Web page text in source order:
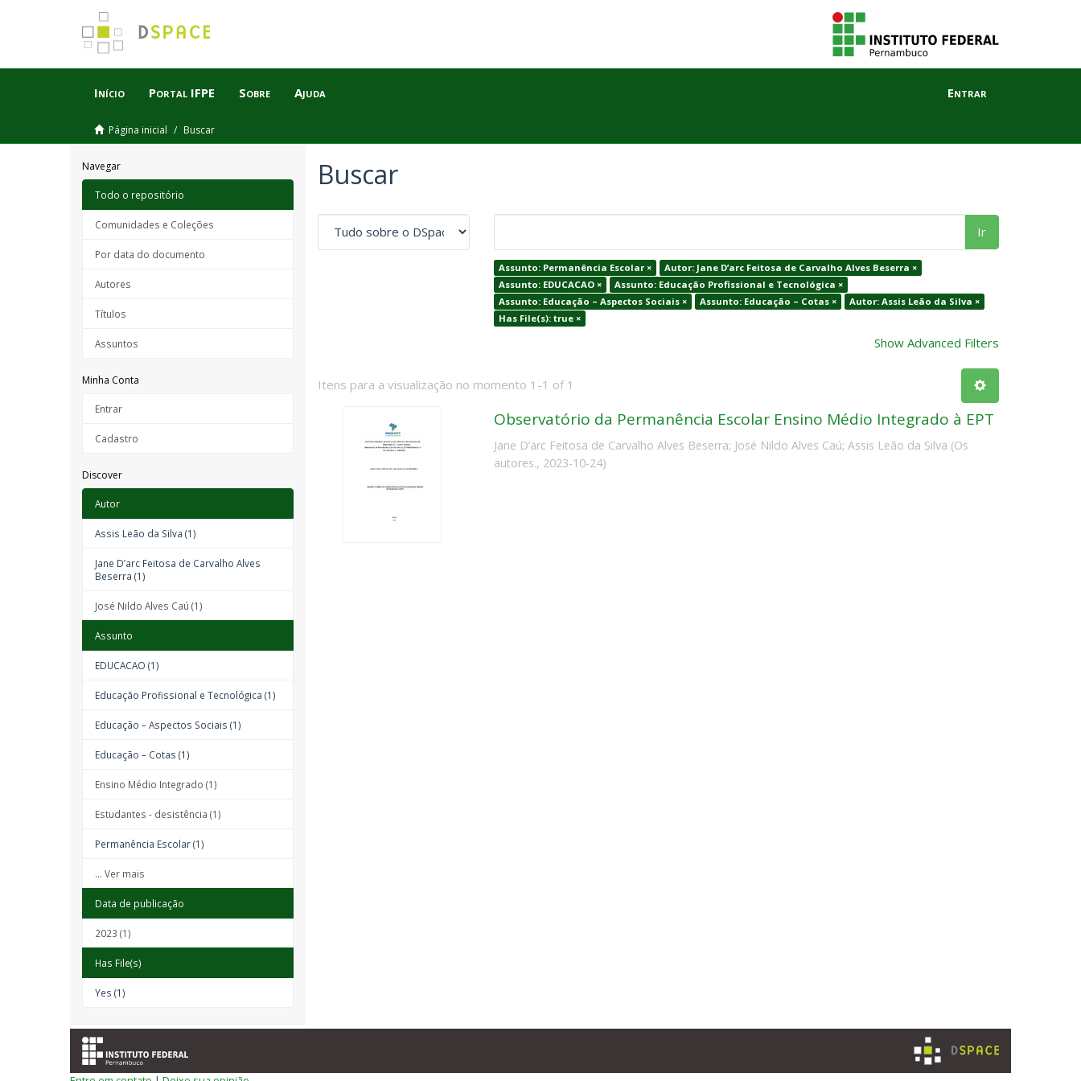
Início Portal IFPE Sobre Ajuda Entrar
Página inicial Buscar
Navegar
Todo o repositório
Comunidades e Coleções
Por data do documento
Autores
Títulos
Assuntos
Minha Conta
Entrar
Cadastro
Discover
Autor
Assis Leão da Silva (1)
Jane D’arc Feitosa de Carvalho Alves
Beserra (1)
José Nildo Alves Caú (1)
Assunto
EDUCACAO (1)
Educação Profissional e Tecnológica (1)
Educação – Aspectos Sociais (1)
Educação – Cotas (1)
Ensino Médio Integrado (1)
Estudantes - desistência (1)
Permanência Escolar (1)
... Ver mais
Data de publicação
2023 (1)
Has File(s)
Yes (1)
Buscar
Ir
Assunto: Permanência Escolar ×
Autor: Jane D’arc Feitosa de Carvalho Alves Beserra ×
Assunto: EDUCACAO ×
Assunto: Educação Profissional e Tecnológica ×
Assunto: Educação – Aspectos Sociais ×
Assunto: Educação – Cotas ×
Autor: Assis Leão da Silva ×
Has File(s): true ×
Show Advanced Filters
Itens para a visualização no momento 1-1 of 1
Observatório da Permanência Escolar Ensino Médio Integrado à EPT
Jane D’arc Feitosa de Carvalho Alves Beserra; José Nildo Alves Caú; Assis Leão da Silva (Os
autores., 2023-10-24)